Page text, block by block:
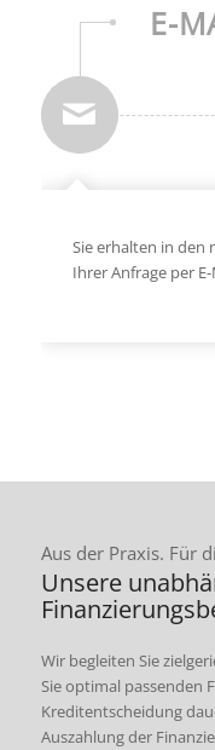
E-
Sie erhalten in den
Ihrer Anfrage per
Aus der Praxis. Für
Unsere
Wir begleiten Sie
Sie optimal passenden
Kreditentscheidung
Auszahlung der